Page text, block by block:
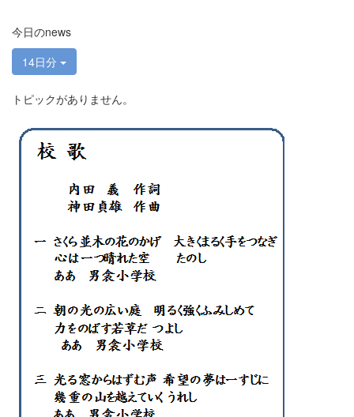
今日のnews
14日分
トピックがありません。